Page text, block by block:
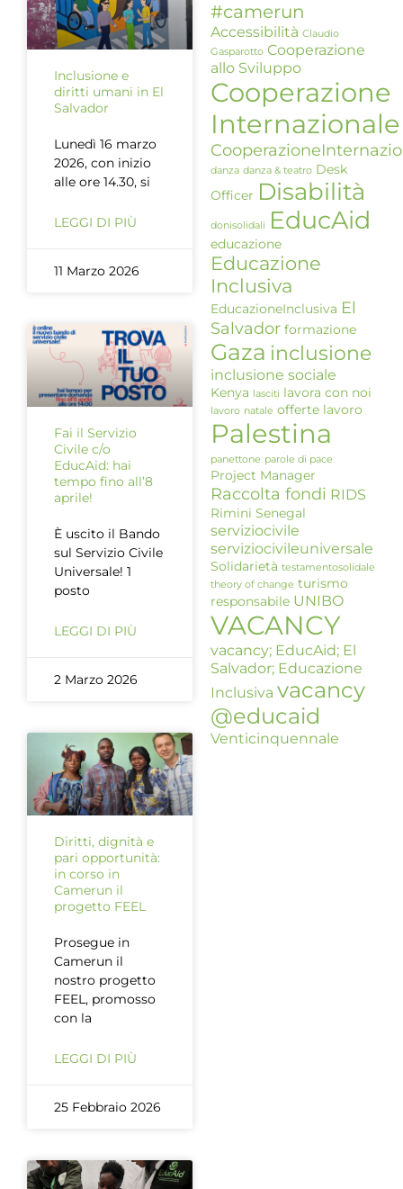
Inclusione e
diritti umani in El
Salvador
Lunedì 16 marzo
2026, con inizio
alle ore 14.30, si
LEGGI DI PIÙ
11 Marzo 2026
Fai il Servizio
Civile c/o
EducAid: hai
tempo fino all’8
aprile!
È uscito il Bando
sul Servizio Civile
Universale! 1
posto
LEGGI DI PIÙ
2 Marzo 2026
Diritti, dignità e
pari opportunità:
in corso in
Camerun il
progetto FEEL
Prosegue in
Camerun il
nostro progetto
FEEL, promosso
con la
LEGGI DI PIÙ
25 Febbraio 2026
#camerun
Accessibilità Claudio
Gasparotto Cooperazione
allo Sviluppo
Cooperazione
Internazionale
danza danza & teatro Desk
Officer Disabilità
donisolidali EducAid
educazione
Educazione
Inclusiva
EducazioneInclusiva El
Salvador formazione
Gaza inclusione
inclusione sociale
Kenya lasciti lavora con noi
lavoro natale offerte lavoro
Palestina
panettone parole di pace
Project Manager
Raccolta fondi RIDS
Rimini Senegal
serviziocivile
serviziocivileuniversale
Solidarietà testamentosolidale
theory of change turismo
responsabile UNIBO
VACANCY
vacancy; EducAid; El
Salvador; Educazione
Inclusiva vacancy
@educaid
Venticinquennale